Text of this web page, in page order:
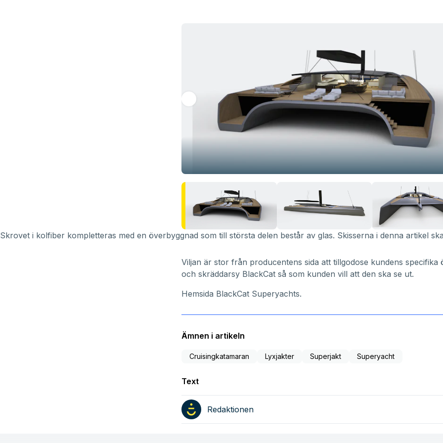
Skrovet i kolfiber kompletteras med en överbyggnad som till största delen består av glas. Skisserna i denna artikel
Viljan är stor från producentens sida att tillgodose kundens specifika
och skräddarsy BlackCat så som kunden vill att den ska se ut.
Hemsida BlackCat Superyachts.
Ämnen i artikeln
Cruisingkatamaran Lyxjakter Superjakt Superyacht
Text
Redaktionen